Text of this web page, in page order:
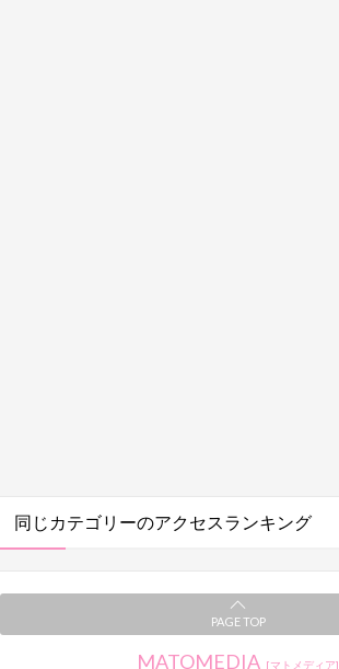
同じカテゴリーのアクセスランキング
PAGE TOP
MATOMEDIA [マトメディア]